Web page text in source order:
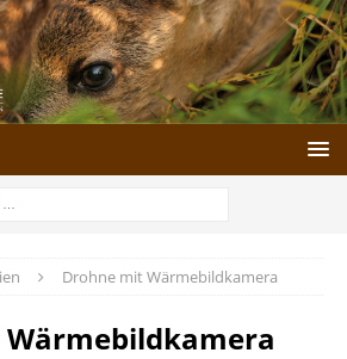
Drohne mit Wärmebildkamera